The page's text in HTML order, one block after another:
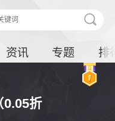
资讯 专题 排
折